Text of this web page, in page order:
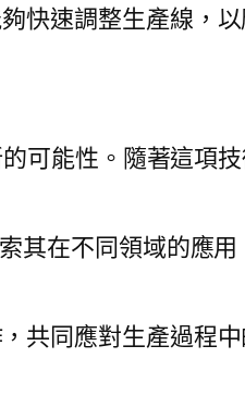
快速調整生產線，
可能性。隨著這項
其在不同領域的應
共同應對生產過程